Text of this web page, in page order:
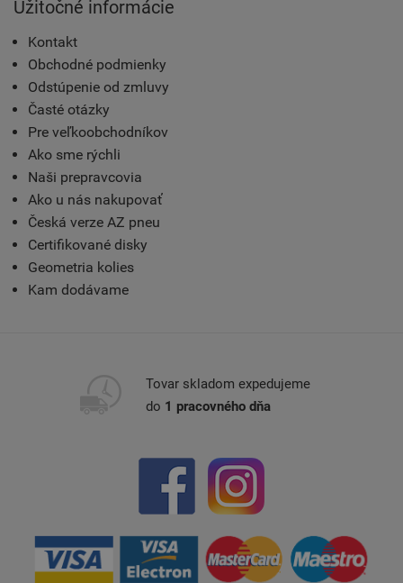
Užitočné informácie
Kontakt
Obchodné podmienky
Odstúpenie od zmluvy
Časté otázky
Pre veľkoobchodníkov
Ako sme rýchli
Naši prepravcovia
Ako u nás nakupovať
Česká verze AZ pneu
Certifikované disky
Geometria kolies
Kam dodávame
Tovar skladom expedujeme
do 1 pracovného dňa